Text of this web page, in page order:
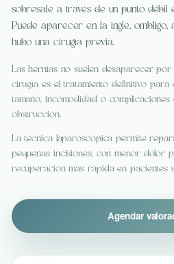
sobresale a través de un punto débil
Puede aparecer en la ingle, ombligo,
hubo una cirugía previa.
Las hernias no suelen desaparecer por
cirugía es el tratamiento definitivo para
tamaño, incomodidad o
obstrucción.
La técnica laparoscópica permite
pequeñas incisiones, con menor dolor
recuperación más rápida en pacientes
Agendar